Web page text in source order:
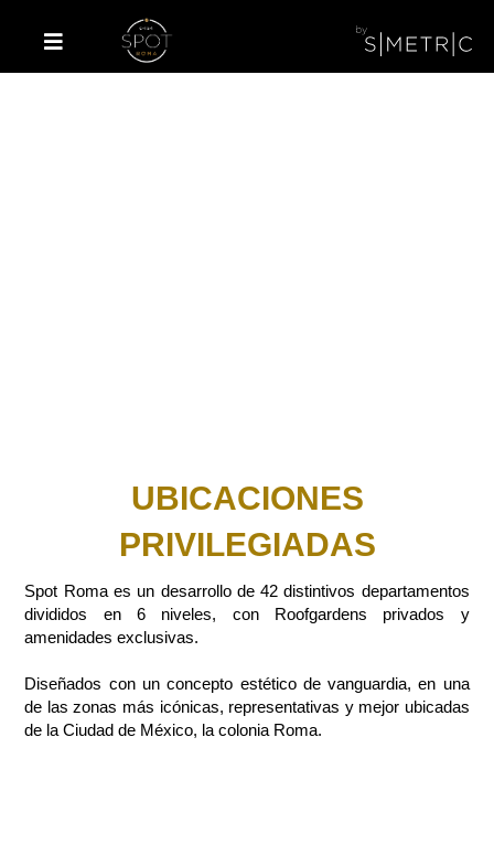
UBICACIONES
PRIVILEGIADAS
Spot Roma es un desarrollo de 42 distintivos departamentos
divididos en 6 niveles, con Roofgardens privados y
amenidades exclusivas.
Diseñados con un concepto estético de vanguardia, en una
de las zonas más icónicas, representativas y mejor ubicadas
de la Ciudad de México, la colonia Roma.